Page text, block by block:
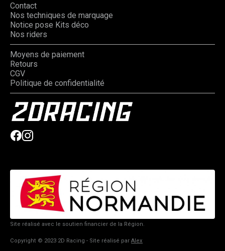
Contact
Nos techniques de marquage
Notice pose Kits déco
Nos riders
Moyens de paiement
Retours
CGV
Politique de confidentialité
Site réalisé avec le soutien financier de la Région.
Copyright © 2023 2D Racing - Site réalisé par Alex